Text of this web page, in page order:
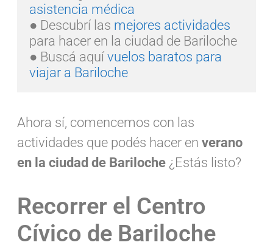
asistencia médica
● Descubrí las mejores actividades
para hacer en la ciudad de Bariloche
● Buscá aquí vuelos baratos para
viajar a Bariloche
Ahora sí, comencemos con las
actividades que podés hacer en verano
en la ciudad de Bariloche¿Estás listo?
Recorrer el Centro
Cívico de Bariloche